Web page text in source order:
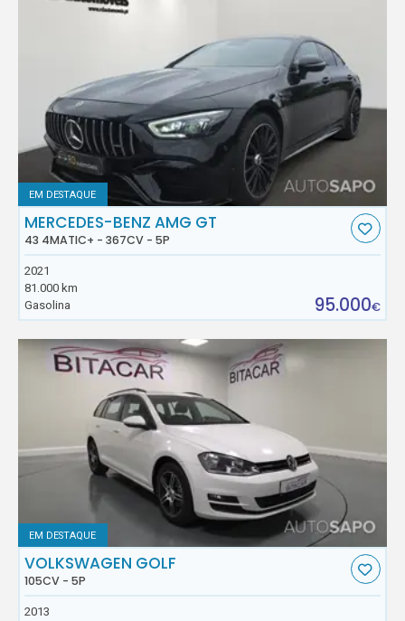
EM DESTAQUE
MERCEDES-BENZ AMG GT
43 4MATIC+ - 367CV - 5P
2021
81.000 km
Gasolina
95.000€
EM DESTAQUE
VOLKSWAGEN GOLF
105CV - 5P
2013